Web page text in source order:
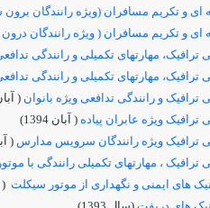
ای و تکریم مسافران (ویژه رانندگان
ای و تکریم مسافران ( ویژه رانندگان
ترافیک، مهارتهای تکمیلی و رانندگی
ترافیک، مهارتهای تکمیلی و رانندگی
ترافیک و رانندگی تدافعی ویژه بانوان ( آبان
ترافیک ویژه عابران پیاده ( آبان 1394)
ترافیک ویژه رانندگان سرویس مدارس (
ترافیک ، مهارتهای تکمیلی رانندگی با
های ایمنی و نگهداری از موتور سیکلت (